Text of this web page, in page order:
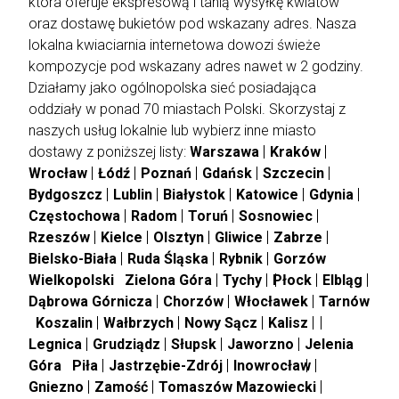
oraz dostawę bukietów pod wskazany adres. Nasza
lokalna kwiaciarnia internetowa dowozi świeże
kompozycje pod wskazany adres nawet w 2 godziny.
Działamy jako ogólnopolska sieć posiadająca
oddziały w ponad 70 miastach Polski. Skorzystaj z
naszych usług lokalnie lub wybierz inne miasto
dostawy z poniższej listy: Warszawa
Kraków
Wrocław
Łódź Poznań Gdańsk
Szczecin
Bydgoszcz
Lublin Białystok Katowice
Gdynia
Częstochowa
Radom Toruń
Sosnowiec
Rzeszów
Kielce Olsztyn Gliwice
Zabrze
Bielsko-Biała
Ruda Śląska Rybnik
Gorzów
Wielkopolski
Zielona Góra Tychy Płock
Elbląg
Dąbrowa Górnicza
Chorzów Włocławek
Tarnów
Koszalin
Wałbrzych Nowy Sącz
Kalisz
Legnica
Grudziądz Słupsk Jaworzno
Jelenia
Góra
Piła Jastrzębie-Zdrój
Inowrocław
Gniezno
Zamość Tomaszów Mazowiecki